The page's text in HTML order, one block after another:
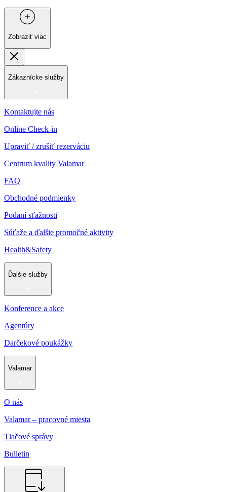
Zobraziť viac
Zákaznícke služby
Kontaktujte nás
Online Check-in
Upraviť / zrušiť rezerváciu
Centrum kvality Valamar
FAQ
Obchodné podmienky
Podaní sťažnosti
Súťaže a ďalšie promočné aktivity
Health&Safety
Ďalšie služby
Konference a akce
Agentúry
Darčekové poukážky
Valamar
O nás
Valamar – pracovné miesta
Tlačové správy
Bulletin